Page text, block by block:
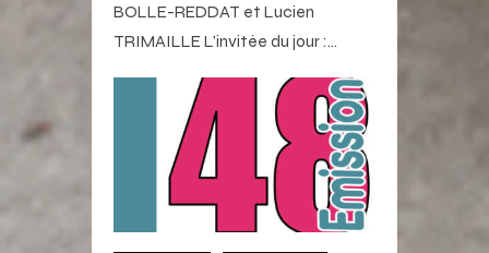
BOLLE-REDDAT et Lucien
TRIMAILLE L’invitée du jour :…